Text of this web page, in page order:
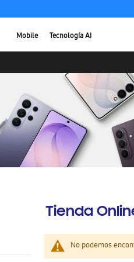
Mobile Tecnología AI
Tienda
No podemos